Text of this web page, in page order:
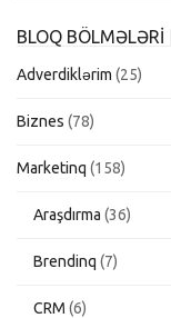
BLOQ BÖLMƏLƏRI
Adverdiklərim (25)
Biznes (78)
Marketinq (158)
Araşdırma (36)
Brendinq (7)
CRM (6)